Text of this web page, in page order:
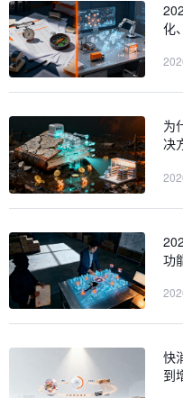
化
为
决
功
快
到